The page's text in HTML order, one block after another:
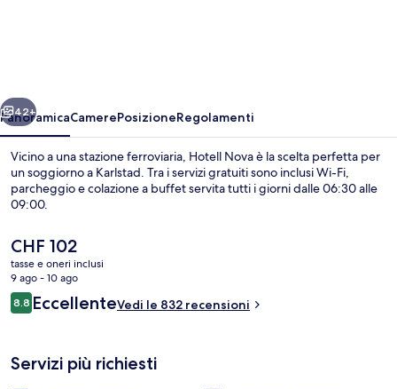
Bar (in loco)
Avanti
42+
PanoramicaCamerePosizioneRegolamenti
Vicino a una stazione ferroviaria, Hotell Nova è la scelta perfetta per
un soggiorno a Karlstad. Tra i servizi gratuiti sono inclusi Wi-Fi,
parcheggio e colazione a buffet servita tutti i giorni dalle 06:30 alle
09:00.
Il
prezzo
attuale
è
CHF 102
CHF 102
tasse e oneri inclusi
9 ago - 10 ago
Recensioni
8.88.8 su 10
EccellenteVedi le 832 recensioni
Servizi più richiesti